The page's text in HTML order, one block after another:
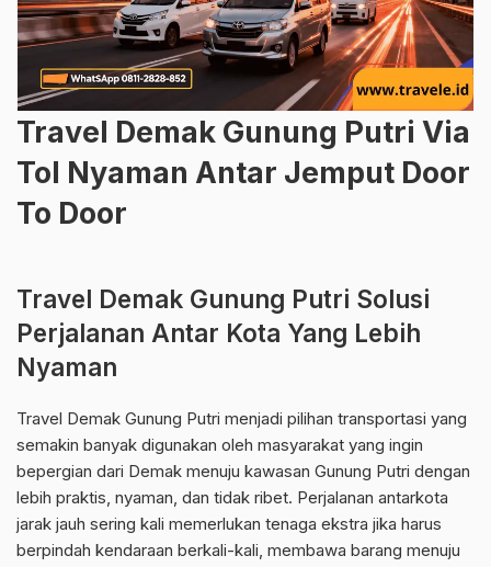
Travel Demak Gunung Putri Via
Tol Nyaman Antar Jemput Door
To Door
Travel Demak Gunung Putri Solusi
Perjalanan Antar Kota Yang Lebih
Nyaman
Travel Demak Gunung Putri menjadi pilihan transportasi yang
semakin banyak digunakan oleh masyarakat yang ingin
bepergian dari Demak menuju kawasan Gunung Putri dengan
lebih praktis, nyaman, dan tidak ribet. Perjalanan antarkota
jarak jauh sering kali memerlukan tenaga ekstra jika harus
berpindah kendaraan berkali-kali, membawa barang menuju